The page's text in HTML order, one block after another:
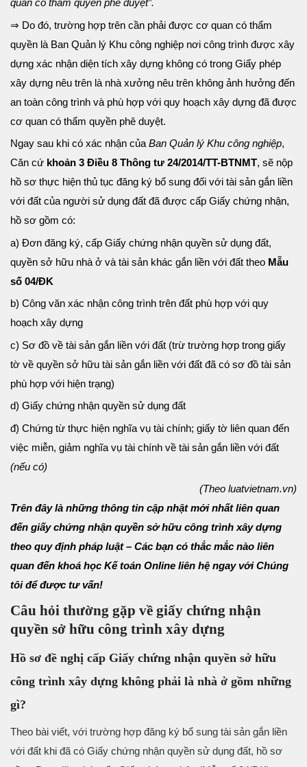
quan có thẩm quyền phê duyệt”.
⇒ Do đó, trường hợp trên cần phải được cơ quan có thẩm
quyền là Ban Quản lý Khu công nghiệp nơi công trình được xây
dựng xác nhận diện tích xây dựng không có trong Giấy phép
xây dựng nêu trên là nhà xưởng nêu trên không ảnh hưởng đến
an toàn công trình và phù hợp với quy hoạch xây dựng đã được
cơ quan có thẩm quyền phê duyệt.
Ngay sau khi có xác nhận của Ban Quản lý Khu công nghiệp,
Căn cứ khoản 3 Điều 8 Thông tư 24/2014/TT-BTNMT, sẽ nộp
hồ sơ thực hiện thủ tục đăng ký bổ sung đối với tài sản gắn liền
với đất của người sử dụng đất đã được cấp Giấy chứng nhận,
hồ sơ gồm có:
a) Đơn đăng ký, cấp Giấy chứng nhận quyền sử dụng đất,
quyền sở hữu nhà ở và tài sản khác gắn liền với đất theo Mẫu
số 04/ĐK
b) Công văn xác nhận công trình trên đất phù hợp với quy
hoạch xây dựng
c) Sơ đồ về tài sản gắn liền với đất (trừ trường hợp trong giấy
tờ về quyền sở hữu tài sản gắn liền với đất đã có sơ đồ tài sản
phù hợp với hiện trạng)
d) Giấy chứng nhận quyền sử dụng đất
đ) Chứng từ thực hiện nghĩa vụ tài chính; giấy tờ liên quan đến
việc miễn, giảm nghĩa vụ tài chính về tài sản gắn liền với đất
(nếu có)
(Theo luatvietnam.vn)
Trên đây là những thông tin cập nhật mới nhất liên quan
đến giấy chứng nhận quyền sở hữu công trình xây dựng
theo quy định pháp luật – Các bạn có thắc mắc nào liên
quan đến khoá học Kế toán Online liên hệ ngay với Chúng
tôi để được tư vấn!
Câu hỏi thường gặp về giấy chứng nhận
quyền sở hữu công trình xây dựng
Hồ sơ đề nghị cấp Giấy chứng nhận quyền sở hữu
công trình xây dựng không phải là nhà ở gồm những
gì?
Theo bài viết, với trường hợp đăng ký bổ sung tài sản gắn liền
với đất khi đã có Giấy chứng nhận quyền sử dụng đất, hồ sơ